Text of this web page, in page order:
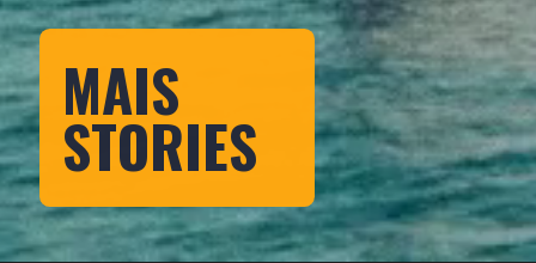
MAIS
STORIES